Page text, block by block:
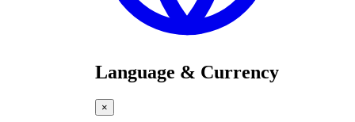
Language & Currency
×